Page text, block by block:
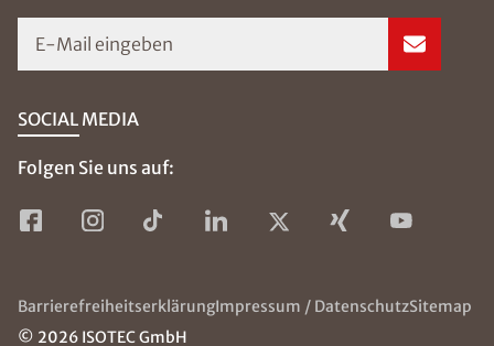
E-Mail eingeben
SOCIAL MEDIA
Folgen Sie uns auf:
BarrierefreiheitserklärungImpressum / DatenschutzSitemap
© 2026 ISOTEC GmbH